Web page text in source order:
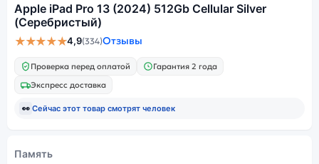
Apple iPad Pro 13 (2024) 512Gb Cellular Silver
(Серебристый)
★★★★★4,9(334)Отзывы
Проверка перед оплатой
Гарантия 2 года
Экспресс доставка
👀 Сейчас этот товар смотрят человек
Память